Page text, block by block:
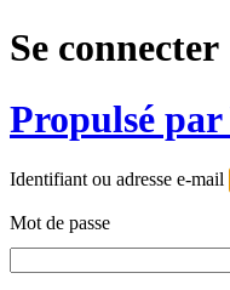
Se connecter
Propulsé
Identifiant ou adresse e-mail
Mot de passe